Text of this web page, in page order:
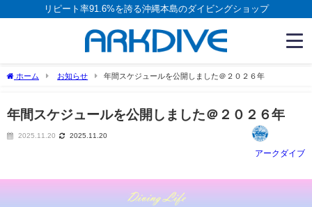
リピート率91.6%を誇る沖縄本島のダイビングショップ
ホーム お知らせ 年間スケジュールを公開しました＠２０２６年
年間スケジュールを公開しました＠２０２６年
2025.11.20 2025.11.20
アークダイブ